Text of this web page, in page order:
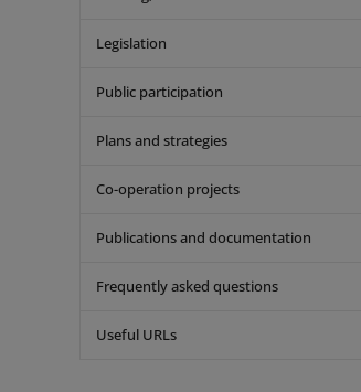
Legislation
Public participation
Plans and strategies
Co-operation projects
Publications and documentation
Frequently asked questions
Useful URLs